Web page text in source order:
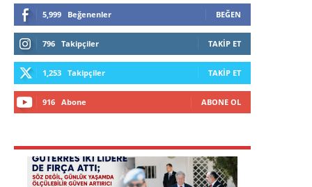
5,999 Beğenenler BEĞEN
796 Takipçiler TAKIP ET
1,253 Takipçiler TAKIP ET
916 Abone ABONE OL